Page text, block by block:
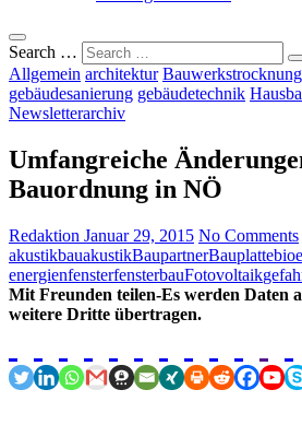
Search …
Allgemein architektur Bauwerkstrocknung
gebäudesanierung gebäudetechnik
Newsletterarchiv
Umfangreiche
Bauordnung in NÖ
Redaktion Januar 29, 2015 No Comments
akustikbauakustikBaupartnerBauplatte
energienfensterfensterbauFotovoltaik
Mit Freunden teilen-Es werden Daten
weitere Dritte übertragen.